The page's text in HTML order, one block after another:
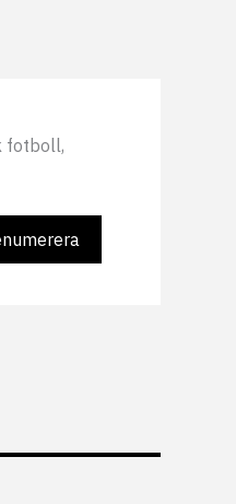
fotboll,